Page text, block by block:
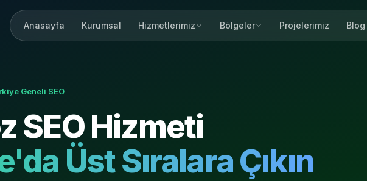
Anasayfa Kurumsal Hizmetlerimiz Bölgeler Projelerimiz Blog
Geneli SEO
SEO Hizmeti
Üst Sıralara Çıkın